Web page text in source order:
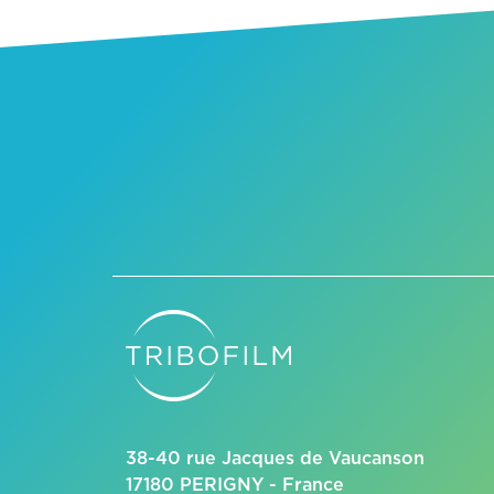
38-40 rue Jacques de Vaucanson
17180 PERIGNY - France